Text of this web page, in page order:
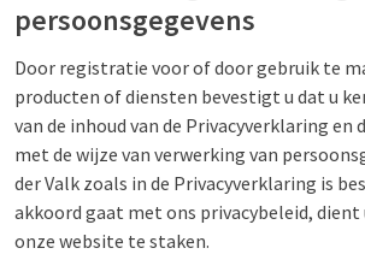
persoonsgegevens
Door registratie voor of door gebruik te
producten of diensten bevestigt u dat u
van de inhoud van de Privacyverklaring en
met de wijze van verwerking van
der Valk zoals in de Privacyverklaring is
akkoord gaat met ons privacybeleid, dient
onze website te staken.